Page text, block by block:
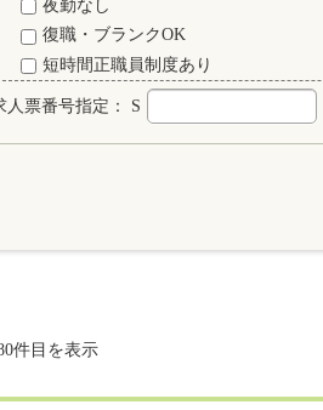
夜勤なし
復職・ブランクOK
短時間正職員制度あり
人票番号指定： S
件目を表示